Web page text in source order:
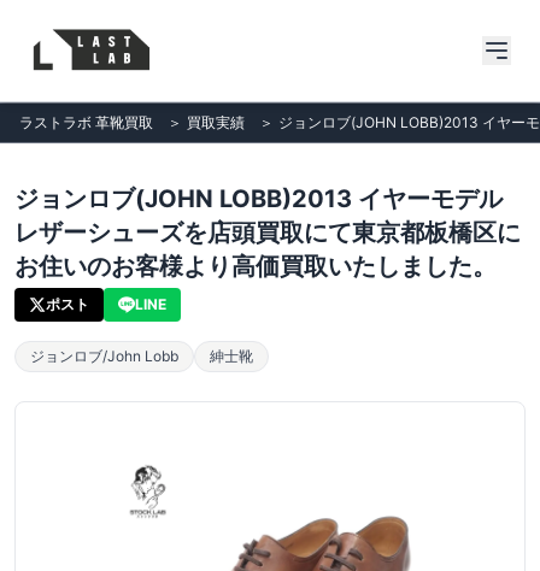
ラストラボ 革靴買取 ＞ 買取実績 ＞ ジョンロブ(JOHN LOBB)2013 イヤー
ジョンロブ(JOHN LOBB)2013 イヤーモデル
レザーシューズを店頭買取にて東京都板橋区に
お住いのお客様より高価買取いたしました。
ポスト LINE
ジョンロブ/John Lobb 紳士靴